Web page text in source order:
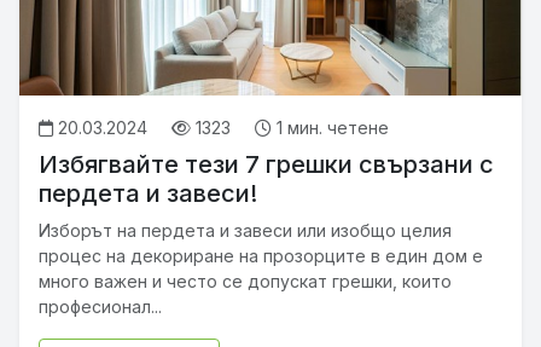
20.03.2024 1323 1 мин. четене
Избягвайте тези 7 грешки свързани с
пердета и завеси!
Изборът на пердета и завеси или изобщо целия
процес на декориране на прозорците в един дом е
много важен и често се допускат грешки, които
професионал...